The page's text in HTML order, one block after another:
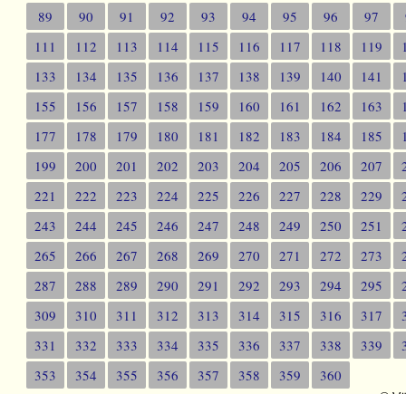
89
90 91 92 93 94 95 96 97
111
112 113 114 115 116 117 118 119
133
134 135 136 137 138 139 140 141
155
156 157 158 159 160 161 162 163
177
178 179 180 181 182 183 184 185
199
200 201 202 203 204 205 206 207
221
222 223 224 225 226 227 228 229
243
244 245 246 247 248 249 250 251
265
266 267 268 269 270 271 272 273
287
288 289 290 291 292 293 294 295
309
310 311 312 313 314 315 316 317
331
332 333 334 335 336 337 338 339
353
354 355 356 357 358 359 360